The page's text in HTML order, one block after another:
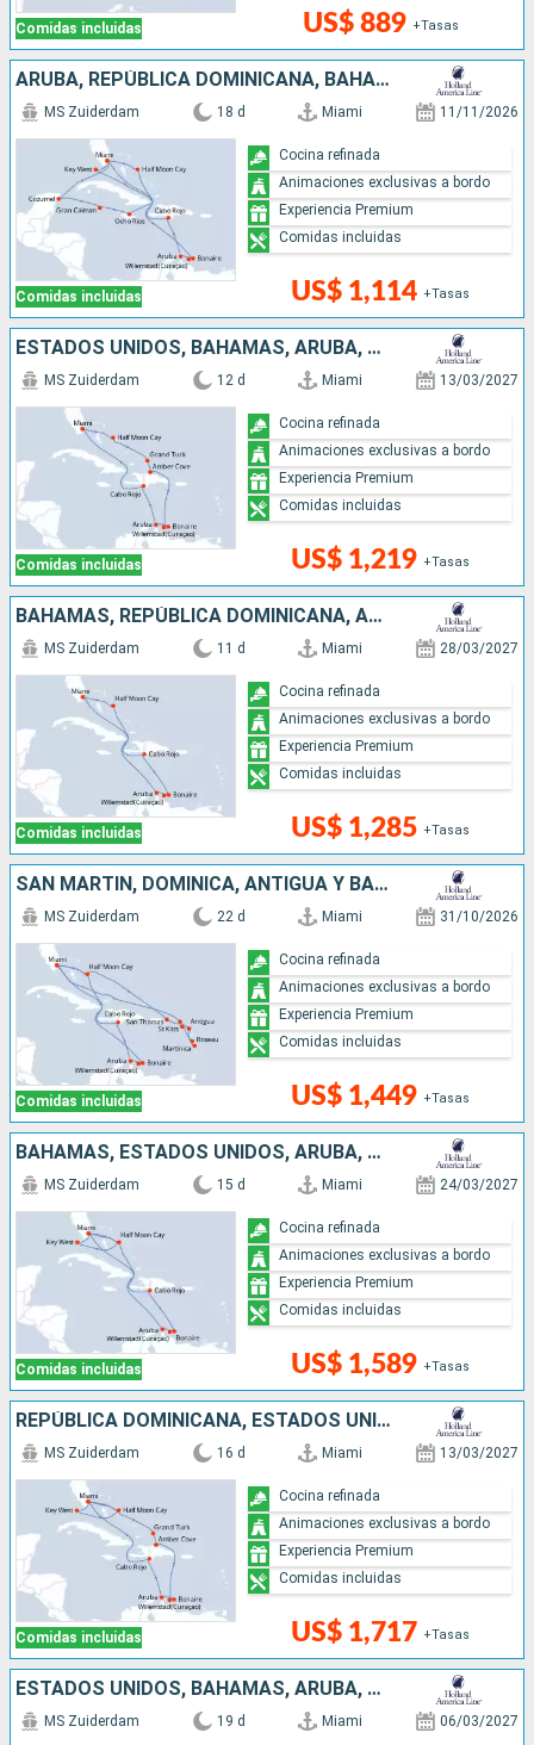
Comidas incluidas US$ 889 +Tasas
ARUBA, REPÚBLICA DOMINICANA, BAHAMAS, JAMAICA, ISLAS CAIMÁN, MÉXICO, ESTADOS UNIDOS
Comidas incluidas
MS Zuiderdam 18 d Miami 11/11/2026
US$ 1,114 +Tasas
Cocina refinada
Animaciones exclusivas a bordo
Experiencia Premium
Comidas incluidas
ESTADOS UNIDOS, BAHAMAS, ARUBA, REPÚBLICA DOMINICANA
Comidas incluidas
MS Zuiderdam 12 d Miami 13/03/2027
US$ 1,219 +Tasas
Cocina refinada
Animaciones exclusivas a bordo
Experiencia Premium
Comidas incluidas
BAHAMAS, REPÚBLICA DOMINICANA, ARUBA, ESTADOS UNIDOS
Comidas incluidas
MS Zuiderdam 11 d Miami 28/03/2027
US$ 1,285 +Tasas
Cocina refinada
Animaciones exclusivas a bordo
Experiencia Premium
Comidas incluidas
SAN MARTÍN, DOMINICA, ANTIGUA Y BARBUDA, ESTADOS UNIDOS, ARUBA, REPÚBLICA DOMINICANA, BAHAMAS
Comidas incluidas
MS Zuiderdam 22 d Miami 31/10/2026
US$ 1,449 +Tasas
Cocina refinada
Animaciones exclusivas a bordo
Experiencia Premium
Comidas incluidas
BAHAMAS, ESTADOS UNIDOS, ARUBA, REPÚBLICA DOMINICANA
Comidas incluidas
MS Zuiderdam 15 d Miami 24/03/2027
US$ 1,589 +Tasas
Cocina refinada
Animaciones exclusivas a bordo
Experiencia Premium
Comidas incluidas
REPÚBLICA DOMINICANA, ESTADOS UNIDOS, BAHAMAS, ARUBA
Comidas incluidas
MS Zuiderdam 16 d Miami 13/03/2027
US$ 1,717 +Tasas
Cocina refinada
Animaciones exclusivas a bordo
Experiencia Premium
Comidas incluidas
ESTADOS UNIDOS, BAHAMAS, ARUBA, REPÚBLICA DOMINICANA
MS Zuiderdam 19 d Miami 06/03/2027